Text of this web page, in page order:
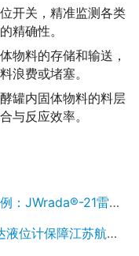
开关，精准监测各类
精确性。
物料的存储和输送，
浪费或堵塞。
酵罐内固体物料的料层
与反应效率。
雷达物位计助力智慧污泥管理
障江苏航道安全通行